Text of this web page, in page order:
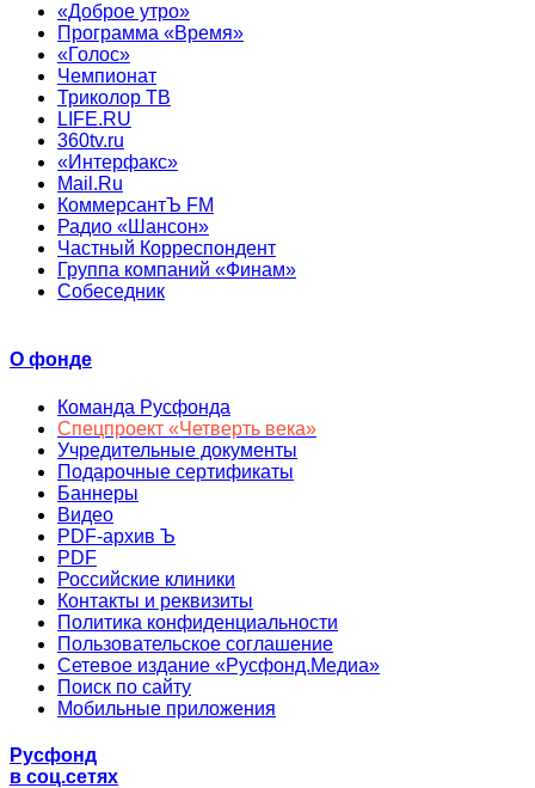
«Доброе утро»
Программа «Время»
«Голос»
Чемпионат
Триколор ТВ
LIFE.RU
360tv.ru
«Интерфакс»
Mail.Ru
КоммерсантЪ FM
Радио «Шансон»
Частный Корреспондент
Группа компаний «Финам»
Собеседник
О фонде
Команда Русфонда
Спецпроект «Четверть века»
Учредительные документы
Подарочные сертификаты
Баннеры
Видео
PDF-архив Ъ
PDF
Российские клиники
Контакты и реквизиты
Политика конфиденциальности
Пользовательское соглашение
Сетевое издание «Русфонд.Медиа»
Поиск по сайту
Мобильные приложения
Русфонд
в соц.сетях